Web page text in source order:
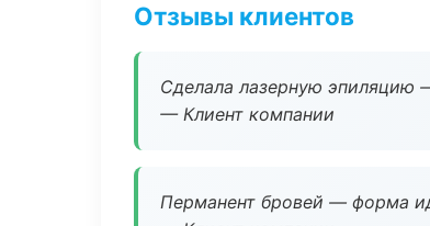
Отзывы клиентов
Сделала лазерную эпиляцию
— Клиент компании
Перманент бровей — форма